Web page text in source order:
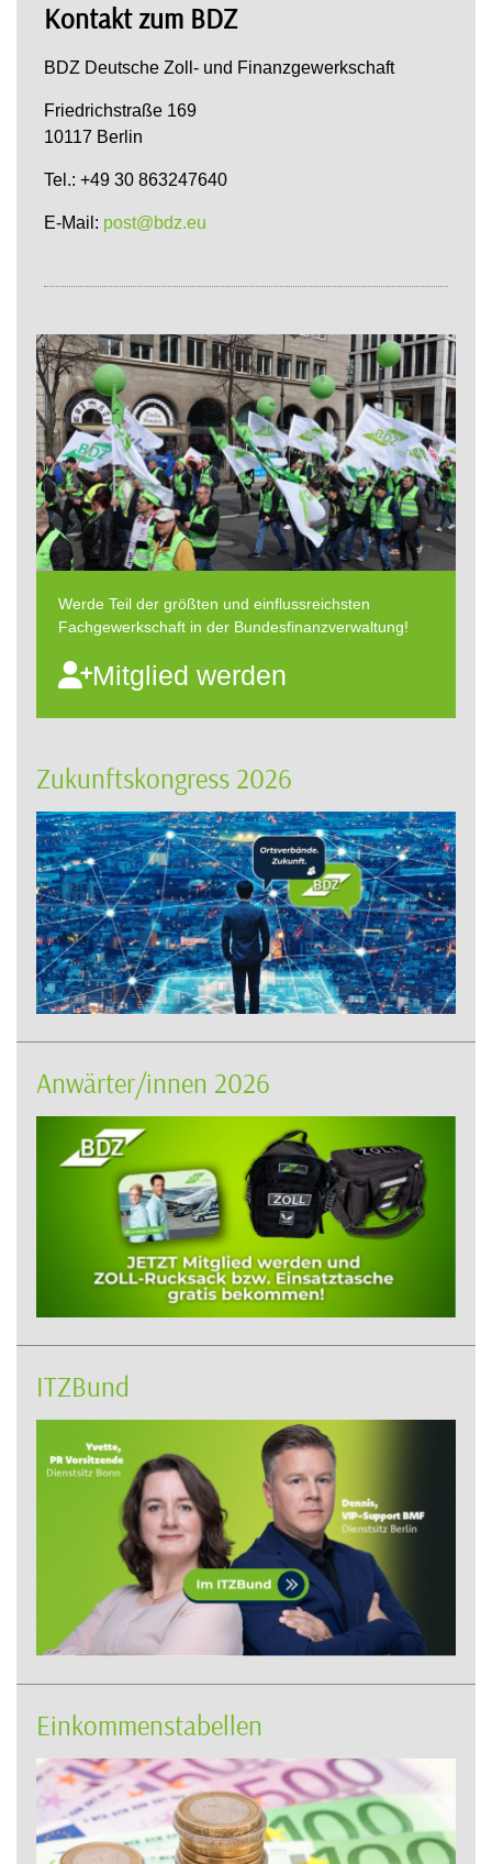
Kontakt zum BDZ
BDZ Deutsche Zoll- und Finanzgewerkschaft
Friedrichstraße 169
10117 Berlin
Tel.: +49 30 863247640
E-Mail: post@bdz.eu
Werde Teil der größten und einflussreichsten
Fachgewerkschaft in der Bundesfinanzverwaltung!
Mitglied werden
Zukunftskongress 2026
Anwärter/innen 2026
ITZBund
Einkommenstabellen